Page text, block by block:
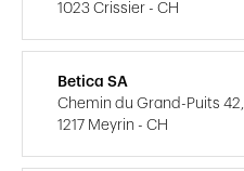
1023 Crissier - CH
Betica SA
Chemin du Grand-Puits 42,
1217 Meyrin - CH